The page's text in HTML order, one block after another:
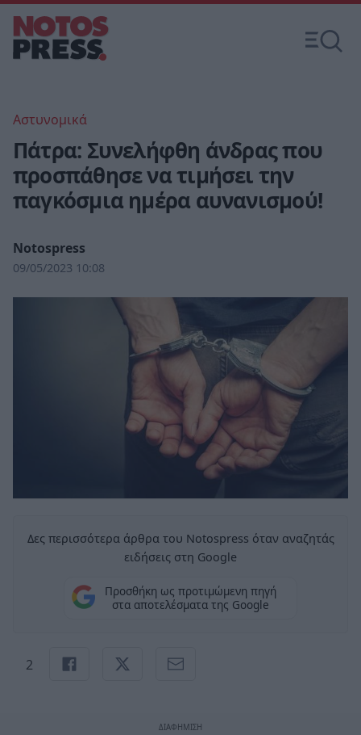
Αστυνομικά
Πάτρα: Συνελήφθη άνδρας που
προσπάθησε να τιμήσει την
παγκόσμια ημέρα αυνανισμού!
Notospress
09/05/2023 10:08
Δες περισσότερα άρθρα του Notospress όταν αναζητάς
ειδήσεις στη Google
Προσθήκη ως προτιμώμενη πηγή
στα αποτελέσματα της Google
2